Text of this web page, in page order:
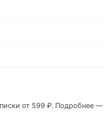
от 599 ₽. Подробнее